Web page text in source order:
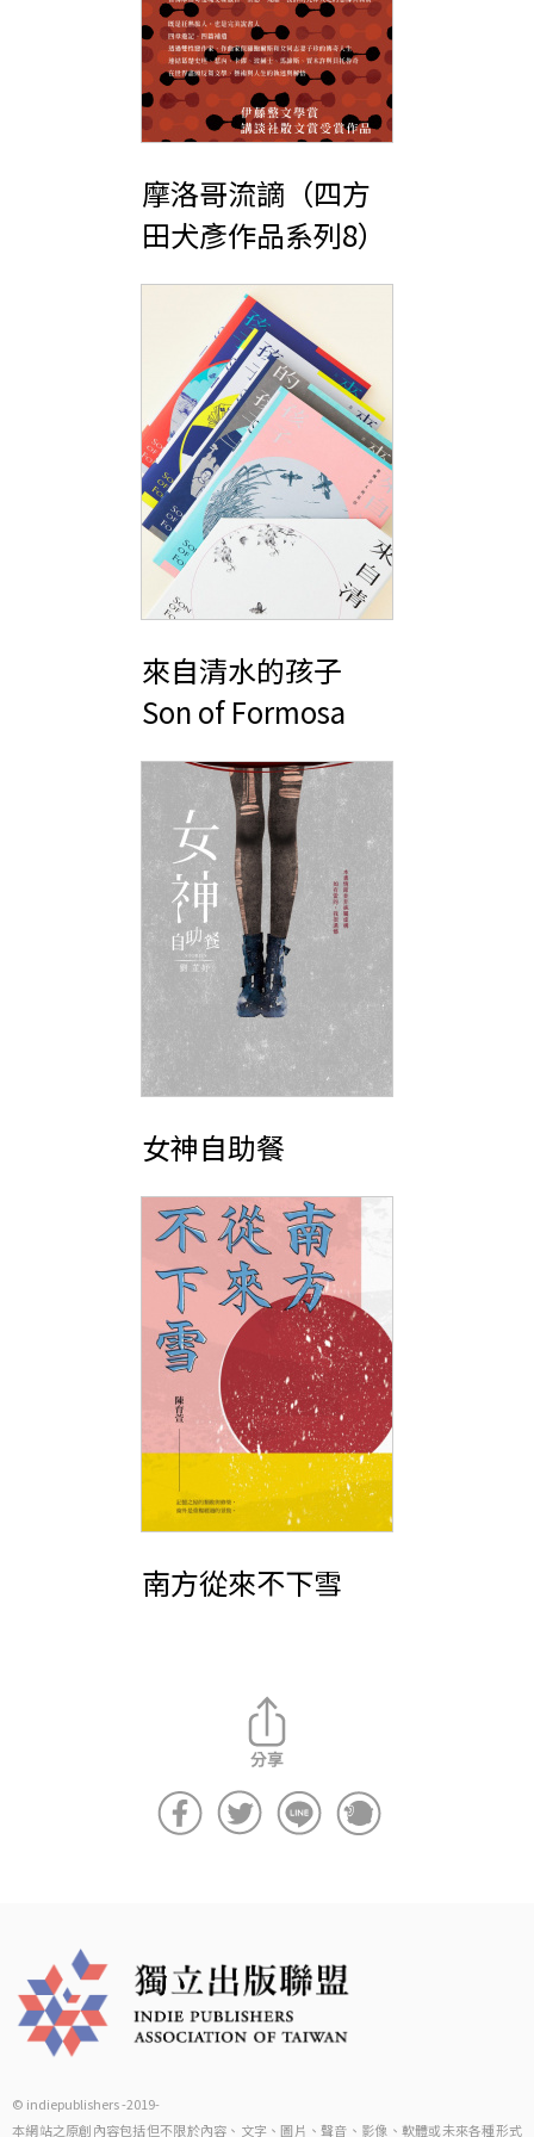
摩洛哥流謫（四方
田犬彥作品系列8）
來自清水的孩子
Son of Formosa
女神自助餐
南方從來不下雪
© indiepublishers -2019-
本網站之原創內容包括但不限於內容、文字、圖片、聲音、影像、軟體或未來各種形式